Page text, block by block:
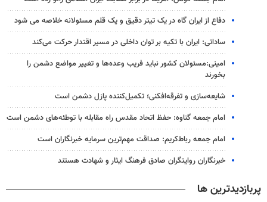
دفاع از ایران گاه در یک تیتر دقیق و یک قلم مسئولانه خلاصه می شود
ساداتی: ایران با تکیه بر توان داخلی در مسیر اقتدار حرکت می‌کند
امینی:مسئولان کشور نباید فریب وعده‌ها و تغییر مواضع دشمن را
بخورند
شایعه‌سازی و تفرقه‌افکنی؛ تکمیل‌کننده پازل دشمن است
امام جمعه گناوه: حفظ اتحاد مقدس راه مقابله با توطئه‌های دشمن است
امام جمعه رباط‌کریم: صداقت مهم‌ترین سرمایه خبرنگاران است
خبرنگاران روایتگران صادق فرهنگ ایثار و شهادت هستند
پربازدیدترین ها